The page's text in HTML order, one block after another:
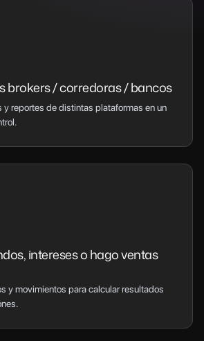
brokers / corredoras / bancos
y reportes de distintas plataformas en un
intereses o hago ventas
y movimientos para calcular resultados